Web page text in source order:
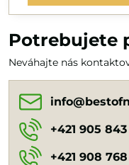
obličkových kameňov.
STREPTOKOKOVÝCH
INFEKCIÍ, ZÁPALU
Užiť: 1 kapsulu 1-3 x denne
dl vody 20 minút pred
Potrebujete
Neváhajte nás
+421 905 843
+421 908